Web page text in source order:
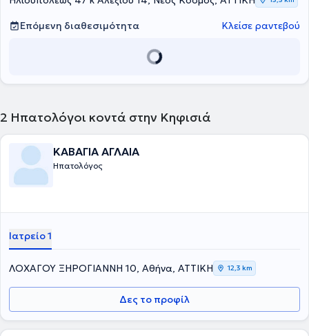
Επόμενη διαθεσιμότητα Κλείσε ραντεβού
2 Ηπατολόγοι κοντά στην Κηφισιά
ΚΑΒΑΓΙΑ ΑΓΛΑΙΑ
Ηπατολόγος
Ιατρείο 1
ΛΟΧΑΓΟΥ ΞΗΡΟΓΙΑΝΝΗ 10, Αθήνα, ΑΤΤΙΚΗ 12,3 km
Δες το προφίλ